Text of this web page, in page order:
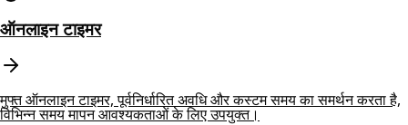
ऑनलाइन टाइमर
मुफ्त ऑनलाइन टाइमर, पूर्वनिर्धारित अवधि और कस्टम समय का समर्थन करता है,
विभिन्न समय मापन आवश्यकताओं के लिए उपयुक्त।